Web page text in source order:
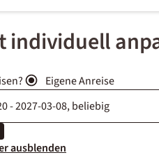
individuell
Eigene Anreise
ausblenden